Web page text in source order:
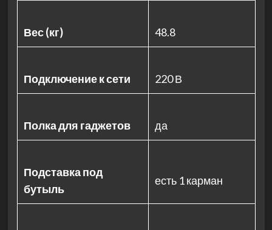
Вес (кг) 48.8
Подключение к сети 220 В
Полка для гаджетов да
Подставка под
бутыль
есть 1 карман